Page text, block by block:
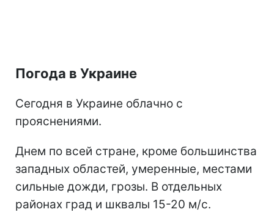
Погода в Украине
Сегодня в Украине облачно с
прояснениями.
Днем по всей стране, кроме большинства
западных областей, умеренные, местами
сильные дожди, грозы. В отдельных
районах град и шквалы 15-20 м/с.